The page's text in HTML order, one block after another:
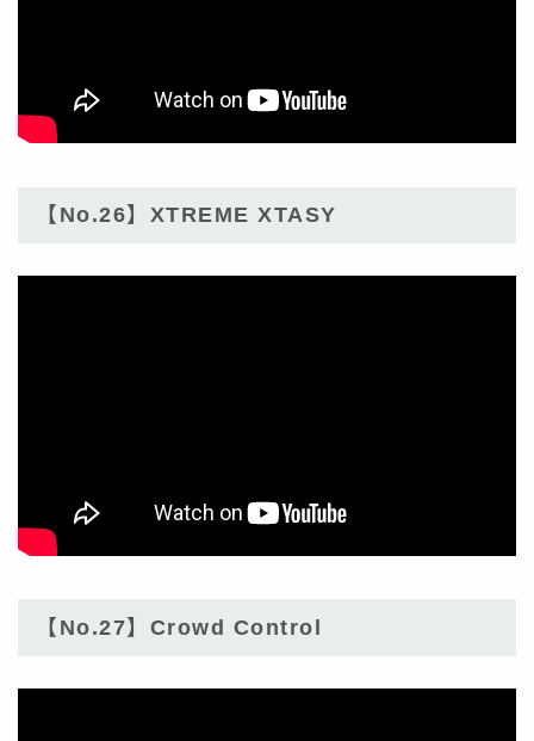
【No.26】XTREME XTASY
【No.27】Crowd Control